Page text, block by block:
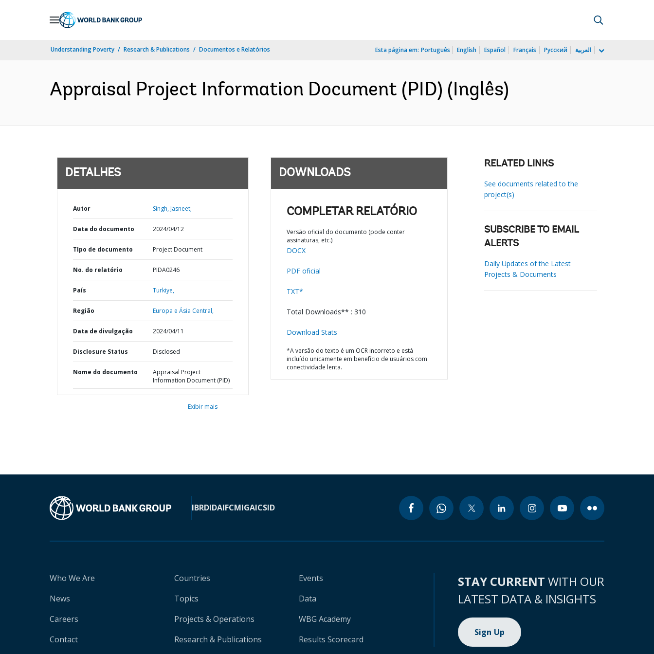
Understanding Poverty Research & Publications Documentos e Relatórios Esta página em: Português English Español Français Русский العربية
Appraisal Project Information Document (PID) (Inglês)
DETALHES
Autor Singh, Jasneet;
Data do documento 2024/04/12
TIpo de documento Project Document
No. do relatório PIDA0246
País Turkiye,
Região Europa e Ásia Central,
Data de divulgação 2024/04/11
Disclosure Status Disclosed
Nome do documento
Appraisal Project
Information Document (PID)
Exibir mais
DOWNLOADS
COMPLETAR RELATÓRIO
Versão oficial do documento (pode conter
assinaturas, etc.)
DOCX
PDF oficial
TXT*
Total Downloads** : 310
Download Stats
*A versão do texto é um OCR incorreto e está
incluído unicamente em benefício de usuários com
conectividade lenta.
RELATED LINKS
See documents related to the
project(s)
SUBSCRIBE TO EMAIL
ALERTS
Daily Updates of the Latest
Projects & Documents
IBRDIDAIFCMIGAICSID
Who We Are
News
Careers
Contact
Countries
Topics
Projects & Operations
Research & Publications
Events
Data
WBG Academy
Results Scorecard
STAY CURRENT WITH OUR
LATEST DATA & INSIGHTS
Sign Up